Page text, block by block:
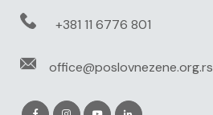
+381 11 6776 801
office@poslovnezene.org.rs